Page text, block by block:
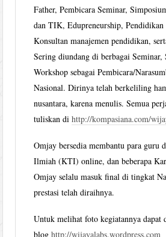
Father, Pembicara Seminar,
dan TIK, Edupreneurship, Pendidikan
Konsultan manajemen pendidikan,
Sering diundang di berbagai Seminar,
Workshop sebagai Pembicara/
Nasional. Dirinya telah berkeliling
nusantara, karena menulis. Semua
tuliskan dihttp://kompasiana.com/
Omjay bersedia membantu para guru
Ilmiah (KTI) online, dan beberapa
Omjay selalu masuk final di tingkat
prestasi telah diraihnya.
Untuk melihat foto kegiatannya dapat
bloghttp://wijayalabs.wordpress.com